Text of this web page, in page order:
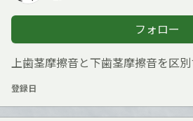
フォロー
上歯茎摩擦音と下歯茎摩擦音を区
登録日